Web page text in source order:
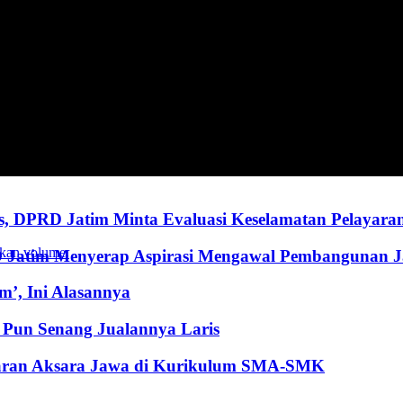
volume.
DPRD Jatim Minta Evaluasi Keselamatan
Jatim Menyerap Aspirasi Mengawal Pembangunan
Ini Alasannya
Senang Jualannya Laris
Aksara Jawa di Kurikulum SMA-SMK